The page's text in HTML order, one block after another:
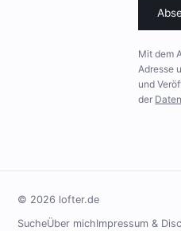
Mit dem
Adresse
und
der
© 2026 lofter.de
SucheÜber michImpressum &